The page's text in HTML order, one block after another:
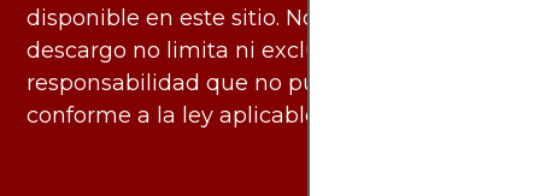
disponible en este sitio. No obstante, este
descargo no limita ni excluye ninguna
responsabilidad que no pueda ser excluida
conforme a la ley aplicable.